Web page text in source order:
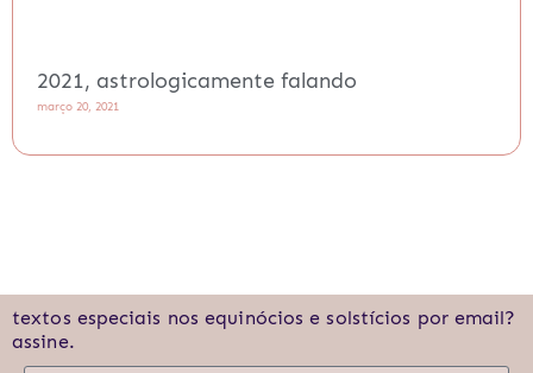
2021, astrologicamente falando
março 20, 2021
textos especiais nos equinócios e solstícios por email?
assine.